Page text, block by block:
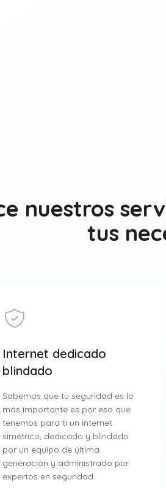
nuestros
tus
Internet dedicado
blindado
Sabemos que tu seguridad es lo
más importante es por eso que
tenemos para ti un internet
simétrico, dedicado y blindado
por un equipo de última
generación y administrado por
expertos en seguridad.